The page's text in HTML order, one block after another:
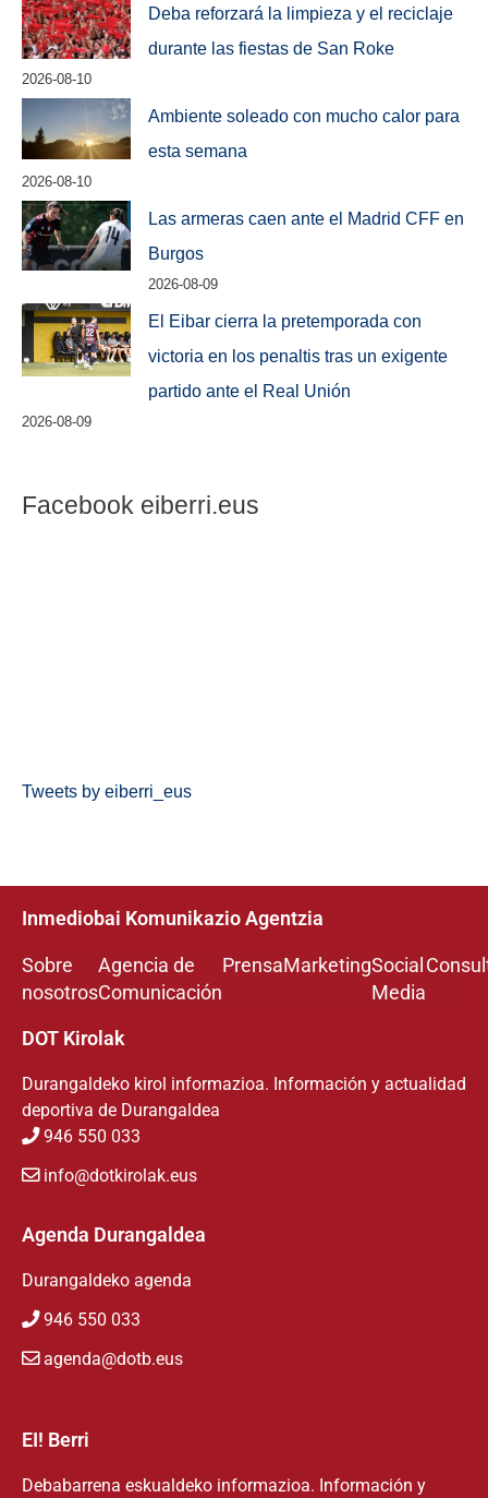
Deba reforzará la limpieza y el reciclaje
durante las fiestas de San Roke
2026-08-10
Ambiente soleado con mucho calor para
esta semana
2026-08-10
Las armeras caen ante el Madrid CFF en
Burgos
2026-08-09
El Eibar cierra la pretemporada con
victoria en los penaltis tras un exigente
partido ante el Real Unión
2026-08-09
Facebook eiberri.eus
Tweets by eiberri_eus
Inmediobai Komunikazio Agentzia
Sobre
nosotros
Agencia de
Comunicación
PrensaMarketingSocial
Media
DOT Kirolak
Durangaldeko kirol informazioa. Información y actualidad
deportiva de Durangaldea
946 550 033
info@dotkirolak.eus
Agenda Durangaldea
Durangaldeko agenda
946 550 033
agenda@dotb.eus
EI! Berri
Debabarrena eskualdeko informazioa. Información y